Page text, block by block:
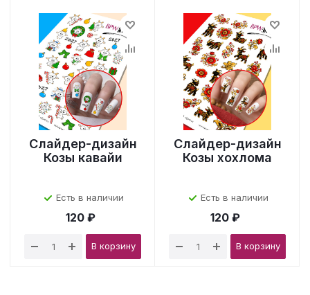
Слайдер-дизайн
Козы кавайи
Есть в наличии
120 ₽
В корзину
Слайдер-дизайн
Козы хохлома
Есть в наличии
120 ₽
В корзину